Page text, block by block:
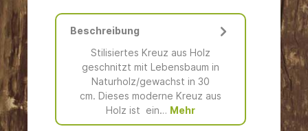
Beschreibung
Stilisiertes Kreuz aus Holz
geschnitzt mit Lebensbaum in
Naturholz/gewachst in 30
cm. Dieses moderne Kreuz aus
Holz ist ein… Mehr